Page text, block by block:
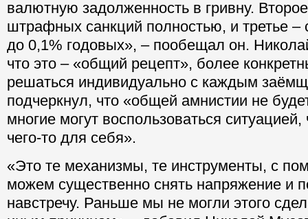
валютную задолженность в гривну.
штрафных санкций полностью, и третье –
до 0,1% годовых», – пообещал он.
что это – «общий рецепт», более
решаться индивидуально с каждым
подчеркнул, что «общей амнистии не
многие могут воспользоваться
чего-то для себя».
«Это те механизмы, те инструменты, с
можем существенно снять напряжение и
навстречу. Раньше мы не могли этого